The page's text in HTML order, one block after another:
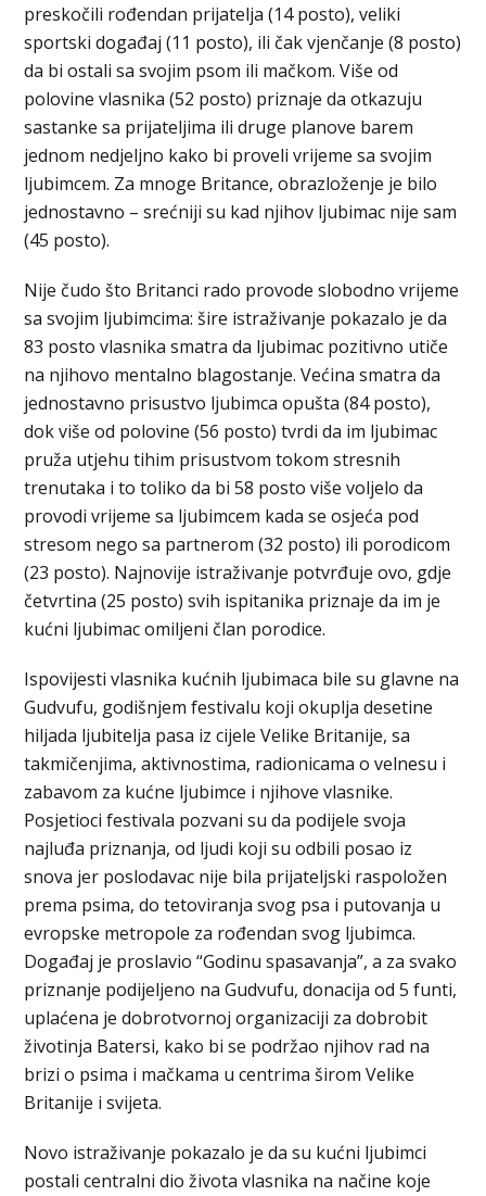
preskočili rođendan prijatelja (14 posto), veliki
sportski događaj (11 posto), ili čak vjenčanje (8 posto)
da bi ostali sa svojim psom ili mačkom. Više od
polovine vlasnika (52 posto) priznaje da otkazuju
sastanke sa prijateljima ili druge planove barem
jednom nedjeljno kako bi proveli vrijeme sa svojim
ljubimcem. Za mnoge Britance, obrazloženje je bilo
jednostavno – srećniji su kad njihov ljubimac nije sam
(45 posto).
Nije čudo što Britanci rado provode slobodno vrijeme
sa svojim ljubimcima: šire istraživanje pokazalo je da
83 posto vlasnika smatra da ljubimac pozitivno utiče
na njihovo mentalno blagostanje. Većina smatra da
jednostavno prisustvo ljubimca opušta (84 posto),
dok više od polovine (56 posto) tvrdi da im ljubimac
pruža utjehu tihim prisustvom tokom stresnih
trenutaka i to toliko da bi 58 posto više voljelo da
provodi vrijeme sa ljubimcem kada se osjeća pod
stresom nego sa partnerom (32 posto) ili porodicom
(23 posto). Najnovije istraživanje potvrđuje ovo, gdje
četvrtina (25 posto) svih ispitanika priznaje da im je
kućni ljubimac omiljeni član porodice.
Ispovijesti vlasnika kućnih ljubimaca bile su glavne na
Gudvufu, godišnjem festivalu koji okuplja desetine
hiljada ljubitelja pasa iz cijele Velike Britanije, sa
takmičenjima, aktivnostima, radionicama o velnesu i
zabavom za kućne ljubimce i njihove vlasnike.
Posjetioci festivala pozvani su da podijele svoja
najluđa priznanja, od ljudi koji su odbili posao iz
snova jer poslodavac nije bila prijateljski raspoložen
prema psima, do tetoviranja svog psa i putovanja u
evropske metropole za rođendan svog ljubimca.
Događaj je proslavio “Godinu spasavanja”, a za svako
priznanje podijeljeno na Gudvufu, donacija od 5 funti,
uplaćena je dobrotvornoj organizaciji za dobrobit
životinja Batersi, kako bi se podržao njihov rad na
brizi o psima i mačkama u centrima širom Velike
Britanije i svijeta.
Novo istraživanje pokazalo je da su kućni ljubimci
postali centralni dio života vlasnika na načine koje